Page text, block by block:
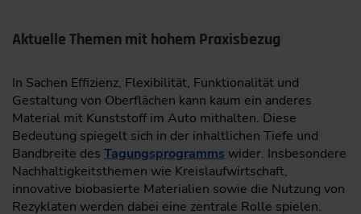
Aktuelle Themen mit hohem Praxisbezug
In Sachen Effizienz, Flexibilität, Funktionalität und
Gestaltung von Oberflächen kann kaum ein anderes
Material mit Kunststoff im Auto mithalten. Diese
Bedeutung spiegelt sich in der inhaltlichen Tiefe und
Bandbreite des Tagungsprogramms wider. Insbesondere
Nachhaltigkeitsthemen wie Kreislaufwirtschaft,
innovative biobasierte Materialien sowie die Nutzung von
Rezyklaten werden dabei eine zentrale Rolle spielen.